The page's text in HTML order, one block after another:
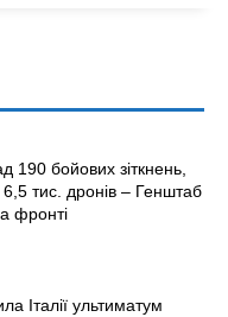
190 бойових зіткнень,
6,5 тис. дронів – Генштаб
фронті
Італії ультиматум